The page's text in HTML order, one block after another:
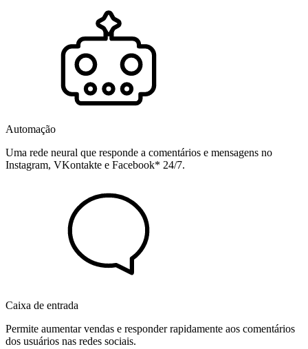
Automação
Uma rede neural que responde a comentários e mensagens no
Instagram, VKontakte e Facebook* 24/7.
Caixa de entrada
Permite aumentar vendas e responder rapidamente aos comentários
dos usuários nas redes sociais.